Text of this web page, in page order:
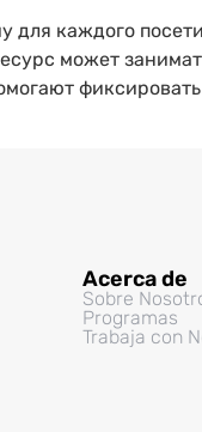
каждого
может
Acerca de
Sobre
Programas
Trabaja con